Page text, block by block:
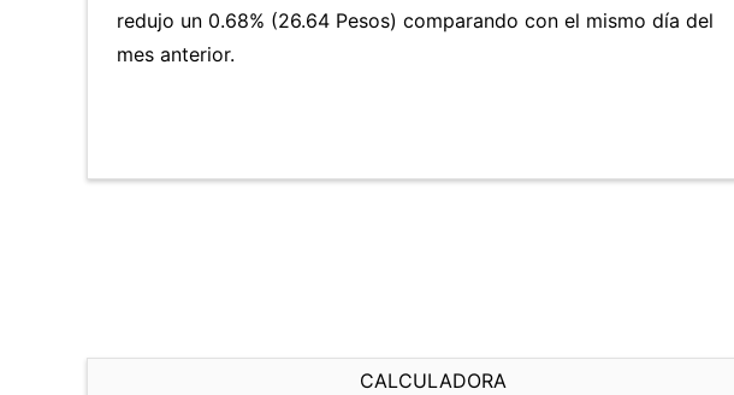
redujo un 0.68% (26.64 Pesos) comparando con el mismo día del
mes anterior.
CALCULADORA